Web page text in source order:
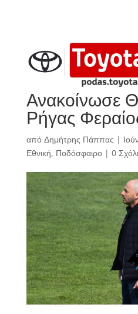
Ανακοίνωσε
Ρήγας
από Δημήτρης Πάππας |
Εθνική, Ποδόσφαιρο| 0